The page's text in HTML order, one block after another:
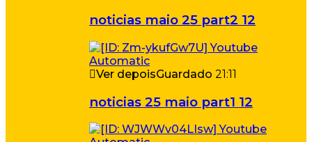
noticias maio 25 part2 12
Ver depoisGuardado 21:11
noticias 25 maio part1 12